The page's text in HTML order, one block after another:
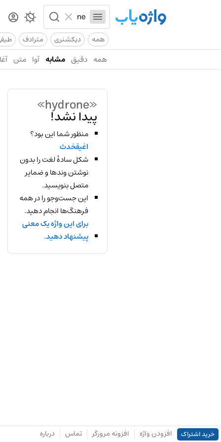
همه دیکشنری مترادف
همه دقیق مشابه آوا متن
«hydrone»
پیدا نشد!
منظور شما این بود؟
اغیقخدث
شکل سادهٔ لغت را بدون
نوشتن وندها و ضمایر
متصل بنویسید.
این جست‌وجو را در همه
فرهنگ‌ها انجام دهید.
برای این واژه یک معنی
پیشنهاد دهید.
خرید اشتراک افزودن واژه افزونه مرورگر تماس درباره